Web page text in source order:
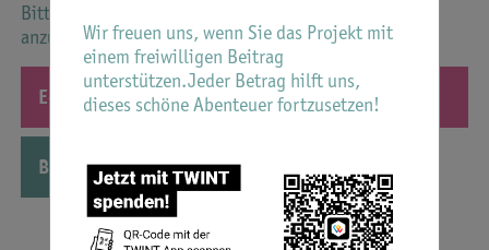
Bitte geben Sie Ihre E-Mail-Adresse ein, um sich
anzumelden.Wir freuen uns, wenn Sie das Projekt mit
einem freiwilligen Beitrag
unterstützen.Jeder Betrag hilft uns,
dieses schöne Abenteuer fortzusetzen!